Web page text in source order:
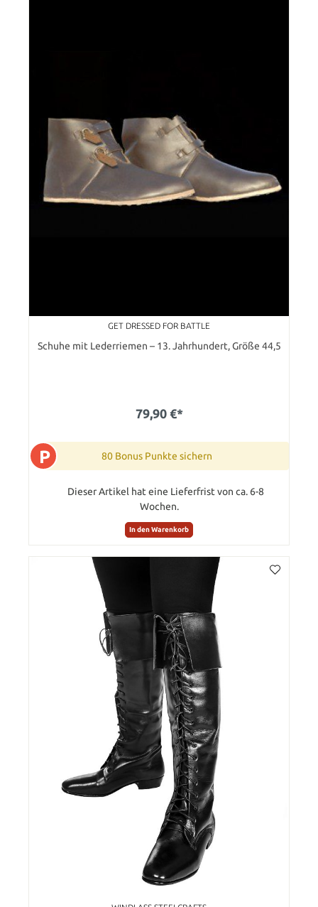
GET DRESSED FOR BATTLE
Schuhe mit Lederriemen – 13. Jahrhundert, Größe 44,5
79,90 €*
P 80 Bonus Punkte sichern
Dieser Artikel hat eine Lieferfrist von ca. 6-8
Wochen.
In den Warenkorb